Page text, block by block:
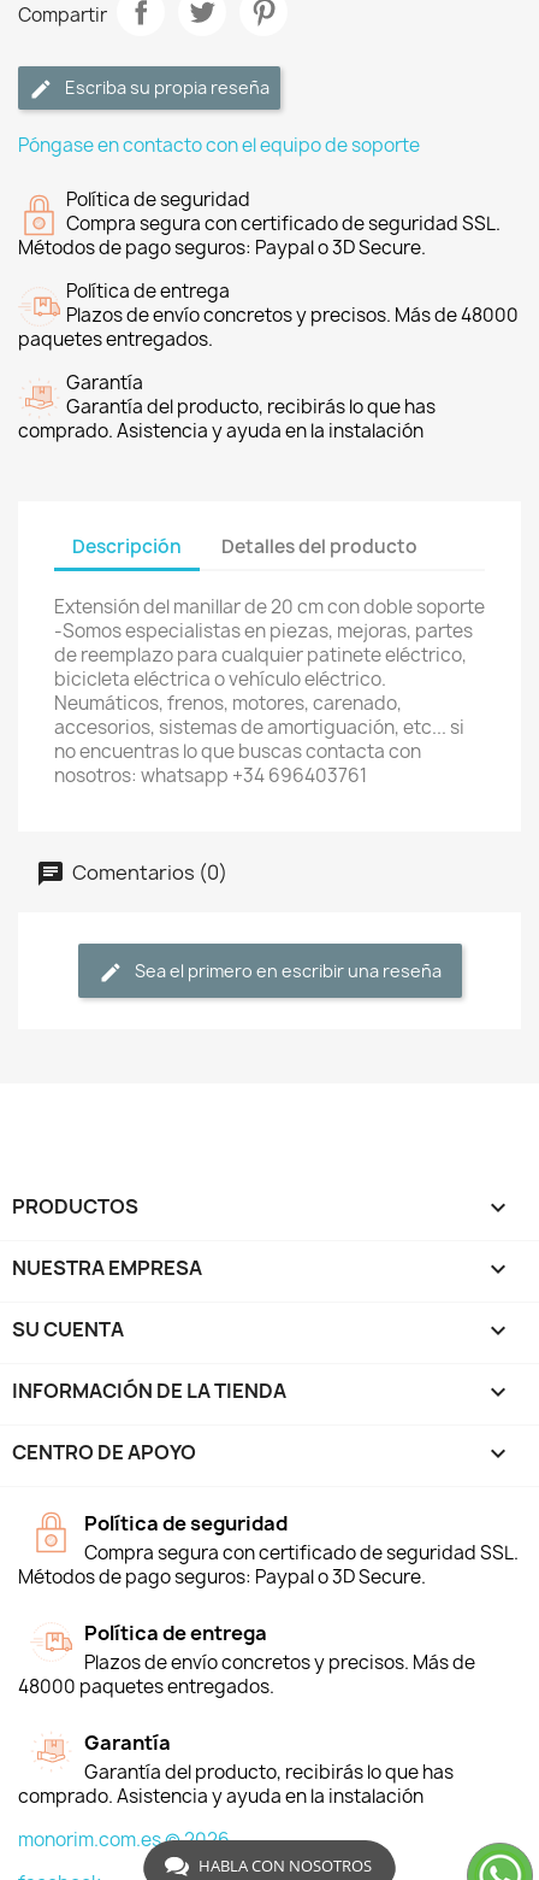
Compartir
Escriba su propia reseña
Póngase en contacto con el equipo de soporte
Política de seguridad
Compra segura con certificado de seguridad SSL.
Métodos de pago seguros: Paypal o 3D Secure.
Política de entrega
Plazos de envío concretos y precisos. Más de 48000
paquetes entregados.
Garantía
Garantía del producto, recibirás lo que has
comprado. Asistencia y ayuda en la instalación
Descripción Detalles del producto
Extensión del manillar de 20 cm con doble soporte
-Somos especialistas en piezas, mejoras, partes
de reemplazo para cualquier patinete eléctrico,
bicicleta eléctrica o vehículo eléctrico.
Neumáticos, frenos, motores, carenado,
accesorios, sistemas de amortiguación, etc... si
no encuentras lo que buscas contacta con
nosotros: whatsapp +34 696403761
Comentarios (0)
Sea el primero en escribir una reseña
PRODUCTOS 
NUESTRA EMPRESA 
SU CUENTA 
INFORMACIÓN DE LA TIENDA keyboard_arrow_down
CENTRO DE APOYO 
Política de seguridad
Compra segura con certificado de seguridad SSL.
Métodos de pago seguros: Paypal o 3D Secure.
Política de entrega
Plazos de envío concretos y precisos. Más de
48000 paquetes entregados.
Garantía
Garantía del producto, recibirás lo que has
comprado. Asistencia y ayuda en la instalación
monorim.com.es © 2026
HABLA CON NOSOTROS